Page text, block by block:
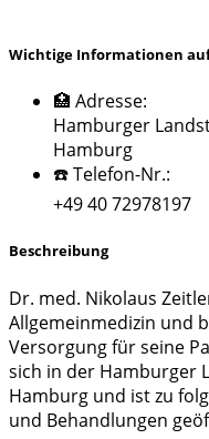
Wichtige Informationen
🏥 Adresse:
Hamburger
Hamburg
☎️ Telefon-Nr.:
+49 40 72978197
Beschreibung
Dr. med. Nikolaus
Allgemeinmedizin und
Versorgung für seine
sich in der Hamburger
Hamburg und ist zu
und Behandlungen